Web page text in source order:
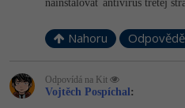
nainštalovať antivírus tretej
Nahoru
Odpovídá na Kit
Vojtěch Pospíchal :